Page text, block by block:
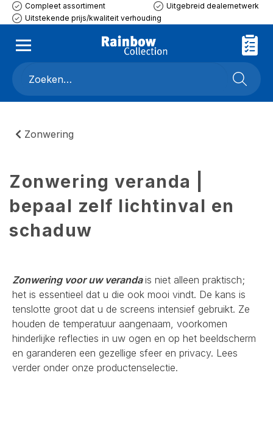
Compleet assortiment
Uitgebreid dealernetwerk
Uitstekende prijs/kwaliteit verhouding
Zonwering
Zonwering veranda |
bepaal zelf lichtinval en
schaduw
Zonwering voor uw verandais niet alleen praktisch;
het is essentieel dat u die ook mooi vindt. De kans is
tenslotte groot dat u de screens intensief gebruikt. Ze
houden de temperatuur aangenaam, voorkomen
hinderlijke reflecties in uw ogen en op het beeldscherm
en garanderen een gezellige sfeer en privacy. Lees
verder onder onze productenselectie.